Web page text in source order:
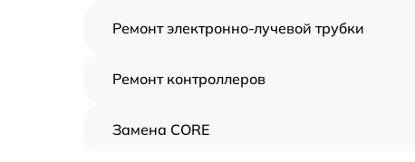
Ремонт электронно-лучевой трубки
Ремонт контроллеров
Замена CORE